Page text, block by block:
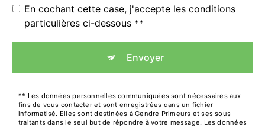
En cochant cette case, j'accepte les conditions
particulières ci-dessous **
Envoyer
** Les données personnelles communiquées sont nécessaires aux
fins de vous contacter et sont enregistrées dans un fichier
informatisé. Elles sont destinées à Gendre Primeurs et ses sous-
traitants dans le seul but de répondre à votre message. Les données